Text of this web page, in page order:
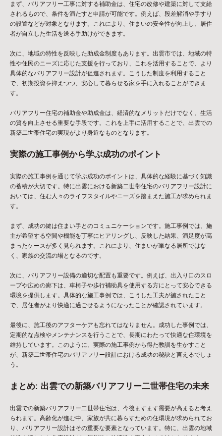
まず、バリアフリー工事に対する補助金は、住宅の改修や建築に対して支給
されるもので、条件を満たすと申請が可能です。例えば、段差解消や手すり
の設置などが対象となります。これにより、住まいの安全性が向上し、居住
者が自立した生活を送る手助けができます。
次に、地域の特性を反映した助成金制度もあります。出雲市では、地域の特
性や住民のニーズに応じた支援を行っており、これを活用することで、より
具体的なバリアフリー設計が促進されます。こうした制度を利用すること
で、初期投資を抑えつつ、安心して暮らせる家を手に入れることができま
す。
バリアフリー住宅の補助金や助成金は、経済的なメリットだけでなく、生活
の質を向上させる重要な手段です。これを上手に活用することで、出雲での
新築二世帯住宅の実現がより身近なものとなります。
実際の施工事例から学ぶ成功のポイント
実際の施工事例を通じて学ぶ成功のポイントは、具体的な経験に基づく知識
の蓄積が大切です。特に出雲における新築二世帯住宅のバリアフリー設計に
おいては、住む人々のライフスタイルやニーズを踏まえた施工が求められま
す。
まず、成功の鍵は住まい手とのコミュニケーションです。施工事例では、施
主が希望する空間や機能を丁寧にヒアリングし、反映した結果、満足度が高
まったケースが多く見られます。これにより、住まいが単なる居所ではな
く、家族の交流の場となるのです。
次に、バリアフリー設備の適切な配置も重要です。例えば、出入り口のスロ
ープや広めの廊下は、車椅子や歩行補助具を使用する方にとって安心できる
環境を提供します。具体的な施工事例では、こうした工夫が施されたこと
で、居住者がより快適に過ごせるようになったことが確認されています。
最後に、施工後のアフターケアも忘れてはなりません。成功した事例では、
定期的な点検やメンテナンスを行うことで、長期にわたって快適な住環境を
維持しています。このように、実際の施工事例から得た教訓を生かすこと
が、新築二世帯住宅のバリアフリー設計における成功の秘訣と言えるでしょ
う。
まとめ: 出雲での新築バリアフリー二世帯住宅の未来
出雲での新築バリアフリー二世帯住宅は、今後ますます需要が高まると考え
られます。高齢化が進む中、家族が共に暮らすための住環境が求められてお
り、バリアフリー設計はその重要な要素となっています。特に、出雲の地域